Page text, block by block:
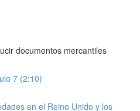
documentos mercantiles
7 (2:10)
en el Reino Unido y los